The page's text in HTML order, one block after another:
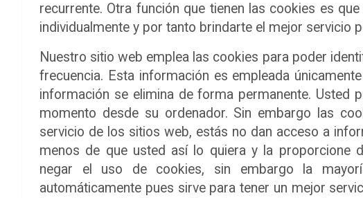
recurrente. Otra función que tienen las cookies es
individualmente y por tanto brindarte el mejor servicio
Nuestro sitio web emplea las cookies para poder
frecuencia. Esta información es empleada
información se elimina de forma permanente. Usted
momento desde su ordenador. Sin embargo las
servicio de los sitios web, estás no dan acceso a
menos de que usted así lo quiera y la proporcione
negar el uso de cookies, sin embargo la
automáticamente pues sirve para tener un mejor